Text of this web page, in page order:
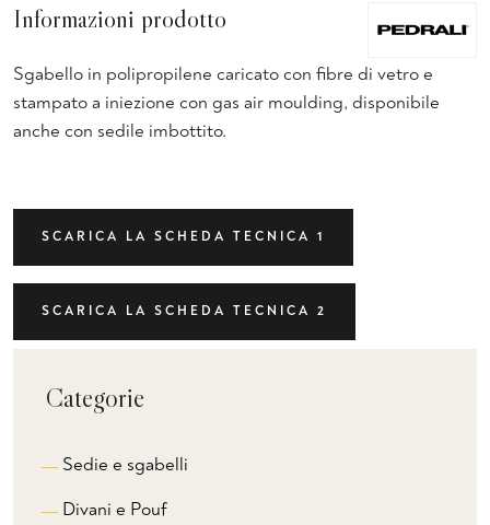
Informazioni prodotto
Sgabello in polipropilene caricato con fibre di vetro e
stampato a iniezione con gas air moulding, disponibile
anche con sedile imbottito.
SCARICA LA SCHEDA TECNICA 1
SCARICA LA SCHEDA TECNICA 2
Categorie
Sedie e sgabelli
Divani e Pouf